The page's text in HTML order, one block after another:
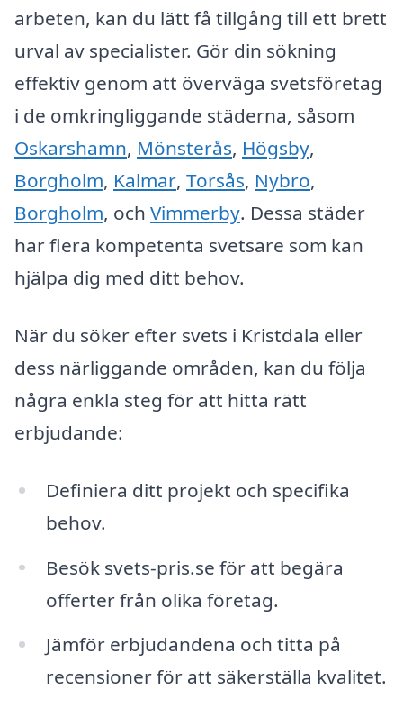
arbeten, kan du lätt få tillgång till ett brett
urval av specialister. Gör din sökning
effektiv genom att överväga svetsföretag
i de omkringliggande städerna, såsom
Oskarshamn, Mönsterås, Högsby,
Borgholm, Kalmar, Torsås, Nybro,
Borgholm, och Vimmerby. Dessa städer
har flera kompetenta svetsare som kan
hjälpa dig med ditt behov.
När du söker efter svets i Kristdala eller
dess närliggande områden, kan du följa
några enkla steg för att hitta rätt
erbjudande:
Definiera ditt projekt och specifika
behov.
Besök svets-pris.se för att begära
offerter från olika företag.
Jämför erbjudandena och titta på
recensioner för att säkerställa kvalitet.